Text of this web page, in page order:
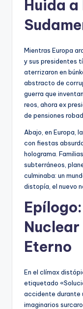
Huida a
Mientras Europa
y sus presidentes
aterrizaron en
abstracto de
guerra que
reos, ahora ex
de pensiones
Abajo, en Europa,
con fiestas
holograma.
subterráneos,
culminaba: un
distopía, el nuevo
Eterno
En el clímax
etiquetado
accidente durante
imaginarios